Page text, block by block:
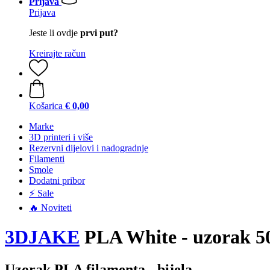
Prijava
Jeste li ovdje prvi put?
Kreirajte račun
Košarica € 0,00
Marke
3D printeri i više
Rezervni dijelovi i nadogradnje
Filamenti
Smole
Dodatni pribor
⚡ Sale
🔥 Noviteti
3DJAKE PLA White - uzorak